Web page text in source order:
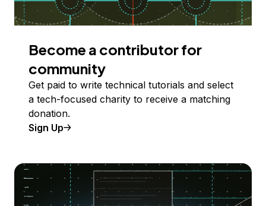
Become a contributor for
community
Get paid to write technical tutorials and select
a tech-focused charity to receive a matching
donation.
Sign Up